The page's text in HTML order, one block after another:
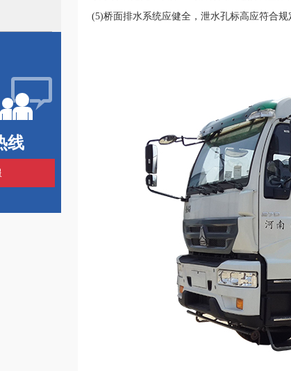
线
(5)桥面排水系统应健全，泄水孔标高应符合